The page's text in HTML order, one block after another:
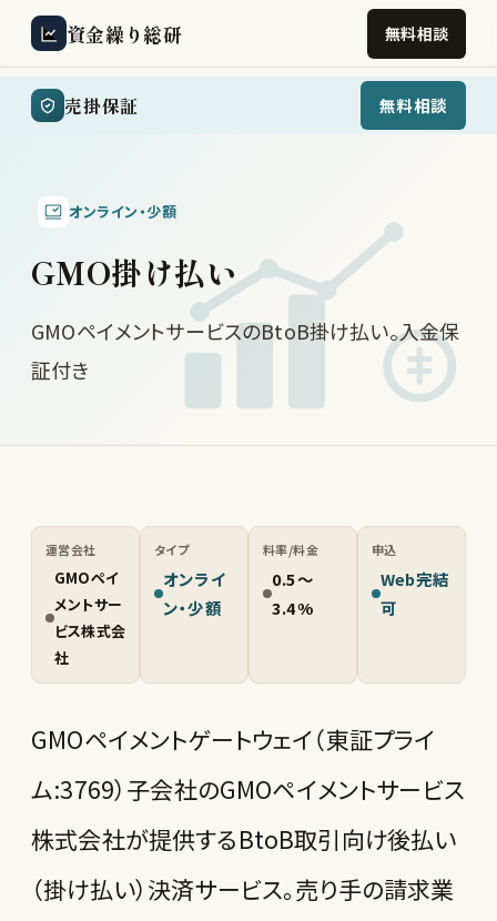
資金繰り総研 無料相談
売掛保証 無料相談
オンライン・少額
GMO掛け払い
GMOペイメントサービスのBtoB掛け払い。入金保
証付き
運営会社
GMOペイ
メントサー
ビス株式会
社
タイプ
オンライ
ン・少額
料率/料金
0.5〜
3.4%
申込
Web完結
可
GMOペイメントゲートウェイ（東証プライ
ム:3769）子会社のGMOペイメントサービス
株式会社が提供するBtoB取引向け後払い
（掛け払い）決済サービス。売り手の請求業